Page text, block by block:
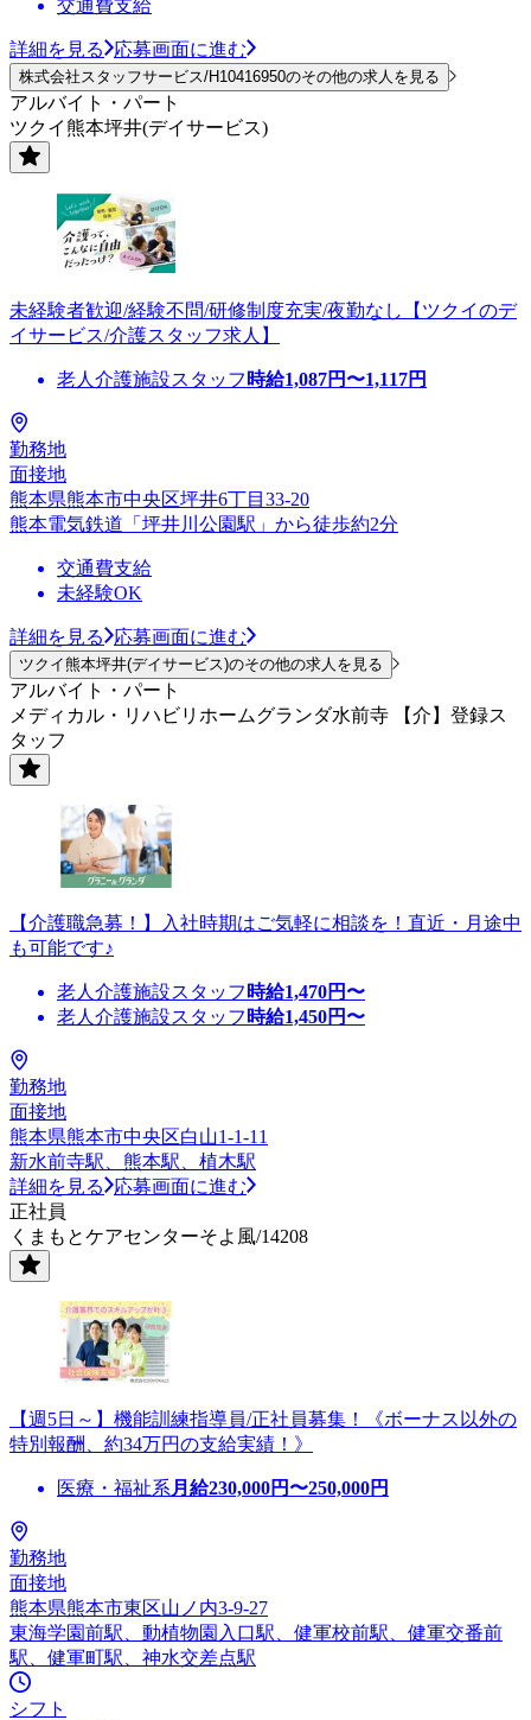
交通費支給
詳細を見る 応募画面に進む
株式会社スタッフサービス/H10416950のその他の求人を見る
アルバイト・パート
ツクイ熊本坪井(デイサービス)
未経験者歓迎/経験不問/研修制度充実/夜勤なし【ツクイのデ
イサービス/介護スタッフ求人】
老人介護施設スタッフ 時給1,087円〜1,117円
勤務地
面接地
熊本県熊本市中央区坪井6丁目33-20
熊本電気鉄道「坪井川公園駅」から徒歩約2分
交通費支給
未経験OK
詳細を見る 応募画面に進む
ツクイ熊本坪井(デイサービス)のその他の求人を見る
アルバイト・パート
メディカル・リハビリホームグランダ水前寺 【介】登録ス
タッフ
【介護職急募！】入社時期はご気軽に相談を！直近・月途中
も可能です♪
老人介護施設スタッフ 時給1,470円〜
老人介護施設スタッフ 時給1,450円〜
勤務地
面接地
熊本県熊本市中央区白山1-1-11
新水前寺駅、熊本駅、植木駅
詳細を見る
応募画面に進む
正社員
くまもとケアセンターそよ風/14208
【週5日～】機能訓練指導員/正社員募集！《ボーナス以外の
特別報酬、約34万円の支給実績！》
医療・福祉系 月給230,000円〜250,000円
勤務地
面接地
熊本県熊本市東区山ノ内3-9-27
東海学園前駅、動植物園入口駅、健軍校前駅、健軍交番前
駅、健軍町駅、神水交差点駅
シフト